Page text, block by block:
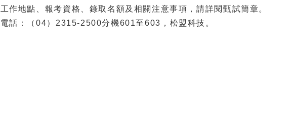
作地點、報考資格、錄取名額及相關注意事項，請詳閱甄試簡章。
話：（04）2315-2500分機601至603，松盟科技。